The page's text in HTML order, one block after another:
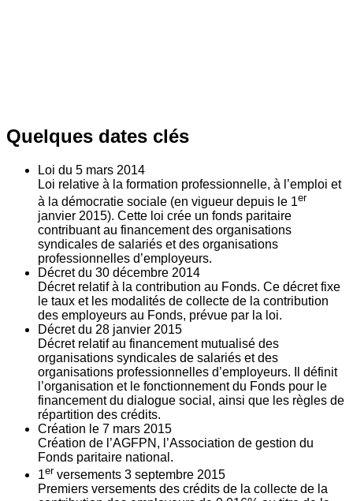
Quelques dates clés
Loi du 5 mars 2014
Loi relative à la formation professionnelle, à l’emploi et
à la démocratie sociale (en vigueur depuis le 1er
janvier 2015). Cette loi crée un fonds paritaire
contribuant au financement des organisations
syndicales de salariés et des organisations
professionnelles d’employeurs.
Décret du 30 décembre 2014
Décret relatif à la contribution au Fonds. Ce décret fixe
le taux et les modalités de collecte de la contribution
des employeurs au Fonds, prévue par la loi.
Décret du 28 janvier 2015
Décret relatif au financement mutualisé des
organisations syndicales de salariés et des
organisations professionnelles d’employeurs. Il définit
l’organisation et le fonctionnement du Fonds pour le
financement du dialogue social, ainsi que les règles de
répartition des crédits.
Création le 7 mars 2015
Création de l’AGFPN, l’Association de gestion du
Fonds paritaire national.
1er versements 3 septembre 2015
Premiers versements des crédits de la collecte de la